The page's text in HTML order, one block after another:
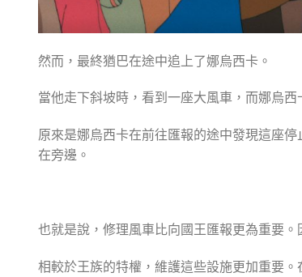
然而，最終猶巴在途中追上了娜烏西卡。
當他走下斜坡時，看到一座大風車，而娜烏
原來是娜烏西卡在前往匯報的途中發現這座
在旁邊。
也就是說，修理風車比向國王匯報更為重要
相較於王族的特權，維護這些設施更加重要